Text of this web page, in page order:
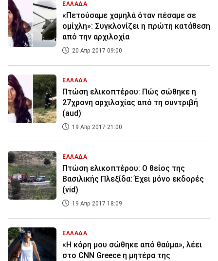
ΕΛΛΑΔΑ
«Πετούσαμε χαμηλά όταν πέσαμε σε
ομίχλη»: Συγκλονίζει η πρώτη κατάθεση
από την αρχιλοχία
20 Απρ 2017 09:00
ΕΛΛΑΔΑ
Πτώση ελικοπτέρου: Πώς σώθηκε η
27χρονη αρχιλοχίας από τη συντριβή
(aud)
19 Απρ 2017 21:00
ΕΛΛΑΔΑ
Πτώση ελικοπτέρου: Ο θείος της
Βασιλικής Πλεξίδα: Έχει μόνο εκδορές
(vid)
19 Απρ 2017 18:09
ΕΛΛΑΔΑ
«Η κόρη μου σώθηκε από θαύμα», λέει
στο CNN Greece η μητέρα της